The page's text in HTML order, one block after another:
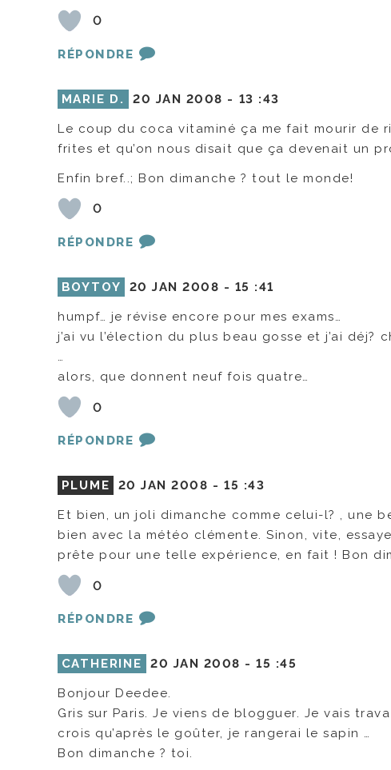
0
RÉPONDRE
MARIE D. 20 JAN 2008 - 13 :43
Le coup du coca vitaminé ça me fait mourir de
frites et qu’on nous disait que ça devenait un
Enfin bref..; Bon dimanche ? tout le monde!
0
RÉPONDRE
BOYTOY 20 JAN 2008 - 15 :41
humpf… je révise encore pour mes exams…
j’ai vu l’élection du plus beau gosse et j’ai déj?
…
alors, que donnent neuf fois quatre…
0
RÉPONDRE
PLUME 20 JAN 2008 -15 :43
Et bien, un joli dimanche comme celui-l? , une
bien avec la météo clémente. Sinon, vite,
prête pour une telle expérience, en fait ! Bon
0
RÉPONDRE
CATHERINE 20 JAN 2008 -15 :45
Bonjour Deedee.
Gris sur Paris. Je viens de blogguer. Je vais
crois qu’après le goûter, je rangerai le sapin …
Bon dimanche ? toi.